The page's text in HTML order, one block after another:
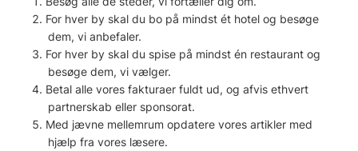
For hver by skal du bo på mindst ét hotel og besøge
dem, vi anbefaler.
For hver by skal du spise på mindst én restaurant og
besøge dem, vi vælger.
Betal alle vores fakturaer fuldt ud, og afvis ethvert
partnerskab eller sponsorat.
Med jævne mellemrum opdatere vores artikler med
hjælp fra vores læsere.